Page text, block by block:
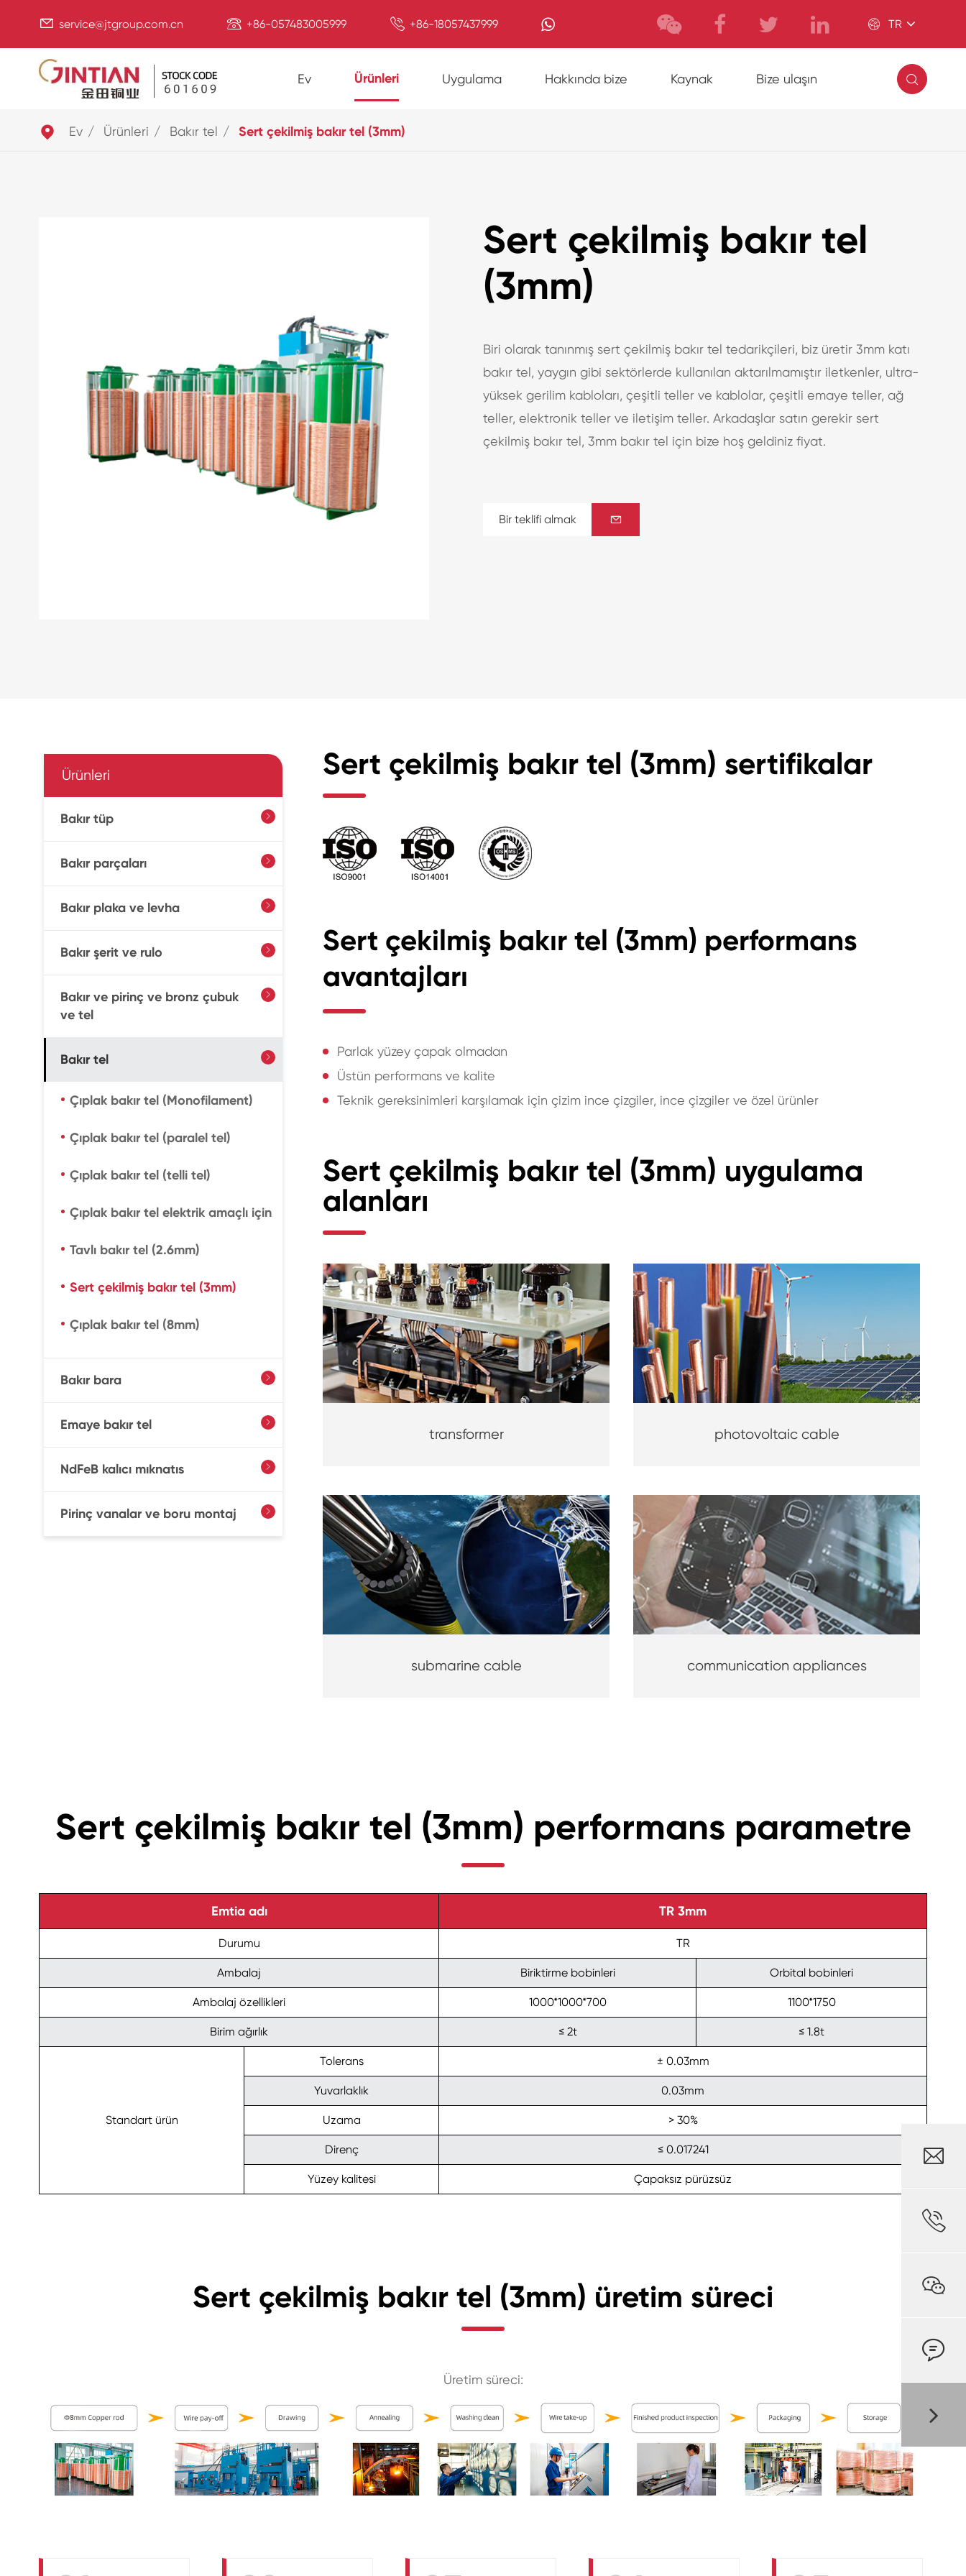
 service@jtgroup.com.cn  +86-057483005999  +86-18057437999  TR
Ev Ürünleri Uygulama Hakkında bize Kaynak Bize ulaşın 
 Ev Ürünleri Bakır tel Sert çekilmiş bakır tel (3mm)
Sert çekilmiş bakır tel
(3mm)
Biri olarak tanınmış sert çekilmiş bakır tel tedarikçileri, biz üretir 3mm katı
bakır tel, yaygın gibi sektörlerde kullanılan aktarılmamıştır iletkenler, ultra-
yüksek gerilim kabloları, çeşitli teller ve kablolar, çeşitli emaye teller, ağ
teller, elektronik teller ve iletişim teller. Arkadaşlar satın gerekir sert
çekilmiş bakır tel, 3mm bakır tel için bize hoş geldiniz fiyat.
Bir teklifi almak 
Ürünleri
Bakır tüp 
Bakır parçaları 
Bakır plaka ve levha 
Bakır şerit ve rulo 
Bakır ve pirinç ve bronz çubuk
ve tel

Bakır tel 
Çıplak bakır tel (Monofilament)
Çıplak bakır tel (paralel tel)
Çıplak bakır tel (telli tel)
Çıplak bakır tel elektrik amaçlı için
Tavlı bakır tel (2.6mm)
Sert çekilmiş bakır tel (3mm)
Çıplak bakır tel (8mm)
Bakır bara 
Emaye bakır tel 
NdFeB kalıcı mıknatıs 
Pirinç vanalar ve boru montaj 
Sert çekilmiş bakır tel (3mm) sertifikalar
Sert çekilmiş bakır tel (3mm) performans
avantajları
Parlak yüzey çapak olmadan
Üstün performans ve kalite
Teknik gereksinimleri karşılamak için çizim ince çizgiler, ince çizgiler ve özel ürünler
Sert çekilmiş bakır tel (3mm) uygulama
alanları
transformer photovoltaic cable
submarine cable communication appliances
Sert çekilmiş bakır tel (3mm) performans parametre
Emtia adı TR 3mm
Durumu TR
Ambalaj Biriktirme bobinleri Orbital bobinleri
Ambalaj özellikleri 1000*1000*700 1100*1750
Birim ağırlık ≤ 2t ≤ 1.8t
Standart ürün
Tolerans ± 0.03mm
Yuvarlaklık 0.03mm
Uzama > 30%
Direnç ≤ 0.017241
Yüzey kalitesi Çapaksız pürüzsüz
Sert çekilmiş bakır tel (3mm) üretim süreci
Üretim süreci:



